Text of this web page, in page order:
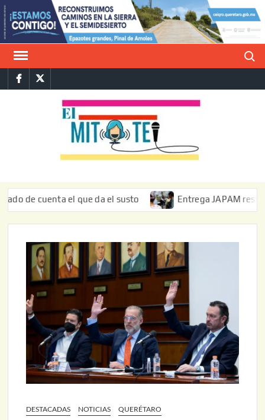
Saltar
al
contenido
FacebookTwitter
el que da el susto Entrega JAPAM restauración
DESTACADAS NOTICIAS QUERÉTARO